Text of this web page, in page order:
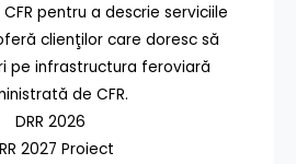
pentru a descrie serviciile
clienţilor care doresc să
pe infrastructura feroviară
de CFR.
DRR 2026
2027 Proiect